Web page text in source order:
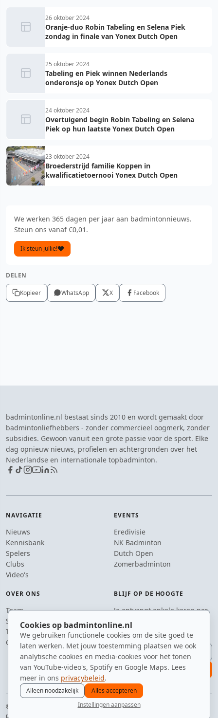
Cookies op badmintonline.nl
We gebruiken functionele cookies om de site goed te
laten werken. Met jouw toestemming plaatsen we ook
analytische cookies en media-cookies voor het tonen
van YouTube-video's, Spotify en Google Maps. Lees
meer in ons privacybeleid.
Alleen noodzakelijk
Alles accepteren
Instellingen aanpassen
26 oktober 2024
Oranje-duo Robin Tabeling en Selena Piek
zondag in finale van Yonex Dutch Open
25 oktober 2024
Tabeling en Piek winnen Nederlands
onderonsje op Yonex Dutch Open
24 oktober 2024
Overtuigend begin Robin Tabeling en Selena
Piek op hun laatste Yonex Dutch Open
23 oktober 2024
Broederstrijd familie Koppen in
kwalificatietoernooi Yonex Dutch Open
We werken 365 dagen per jaar aan badmintonnieuws.
Steun ons vanaf €0,01.
Ik steun jullie!
DELEN
Kopieer WhatsApp X Facebook
badmintonline.nl bestaat sinds 2010 en wordt gemaakt door
badmintonliefhebbers - zonder commercieel oogmerk, zonder
subsidies. Gewoon vanuit een grote passie voor de sport. Elke
dag opnieuw nieuws, profielen en achtergronden over het
Nederlandse en internationale topbadminton.
NAVIGATIE
Nieuws
Kennisbank
Spelers
Clubs
Video's
EVENTS
Eredivisie
NK Badminton
Dutch Open
Zomerbadminton
OVER ONS
Team
Supporters
Tip de redactie
Contact
BLIJF OP DE HOOGTE
Je ontvangt enkele keren per
jaar een e-mail met het
laatste badmintonnieuws.
E-mailadres
aanmelden
© 2010–2026 badmintonline.nl · 100% veren, 0% plastic
privacy
spelers ranglijst zomer